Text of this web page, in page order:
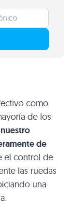
como
de los
de
el control de
las ruedas
una